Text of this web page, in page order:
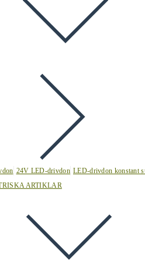
24V LED-drivdon LED-drivdon konstant
ARTIKLAR